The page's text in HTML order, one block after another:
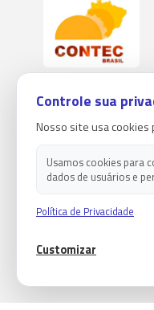
Controle sua
Nosso site usa cookies
Usamos cookies para
dados de usuários e
Política de Privacidade
Customizar